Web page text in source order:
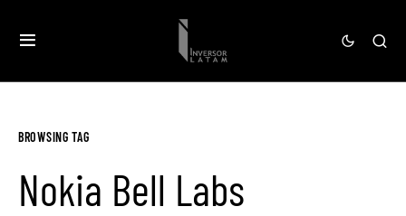
BROWSING TAG
Nokia Bell Labs